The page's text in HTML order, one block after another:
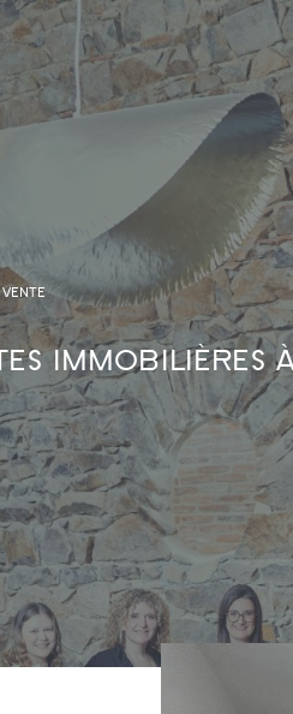
VENTE
immobilières